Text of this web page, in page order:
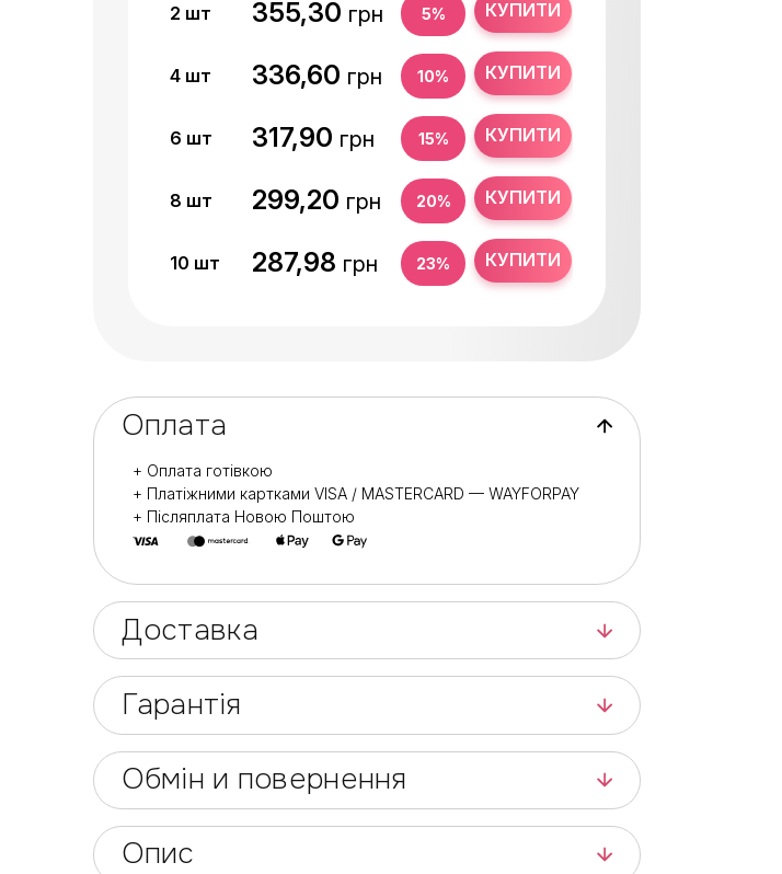
2 шт 355,30 грн 5% КУПИТИ
4 шт 336,60 грн 10% КУПИТИ
6 шт 317,90 грн 15% КУПИТИ
8 шт 299,20 грн 20% КУПИТИ
10 шт 287,98 грн 23% КУПИТИ
Оплата
+ Оплата готівкою
+ Платіжними картками VISA / MASTERCARD — WAYFORPAY
+ Післяплата Новою Поштою
Доставка
Гарантія
Обмін и повернення
Опис